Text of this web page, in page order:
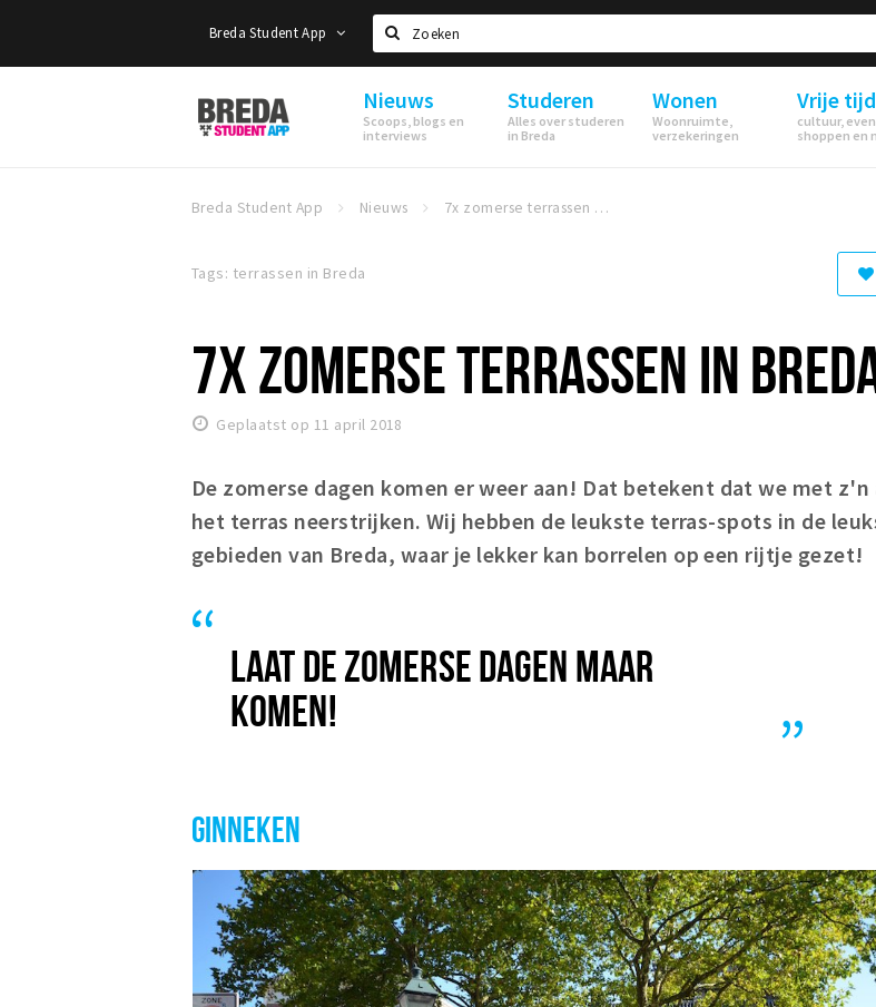
Breda Student App
Zoeken
Breda
Student
Nieuws
Scoops, blogs en
interviews
Studeren
Alles over studeren
in Breda
Wonen
Woonruimte,
verzekeringen
Vrije tijd
cultuur,
shoppen en
Breda Student App Nieuws 7x zomerse terrassen in Breda!
Tags: terrassen in Breda
7X ZOMERSE TERRASSEN IN
Geplaatst op 11 april 2018
De zomerse dagen komen er weer aan! Dat betekent dat we met z'n
het terras neerstrijken. Wij hebben de leukste terras-spots in de
gebieden van Breda, waar je lekker kan borrelen op een rijtje gezet!
LAAT DE ZOMERSE DAGEN MAAR
KOMEN!
GINNEKEN